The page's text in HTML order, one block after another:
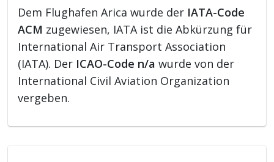
Dem Flughafen Arica wurde der IATA-Code
ACM zugewiesen, IATA ist die Abkürzung für
International Air Transport Association
(IATA). Der ICAO-Code n/a wurde von der
International Civil Aviation Organization
vergeben.